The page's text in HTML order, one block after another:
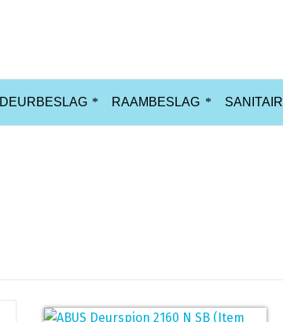
DEURBESLAG RAAMBESLAG SANITAIR